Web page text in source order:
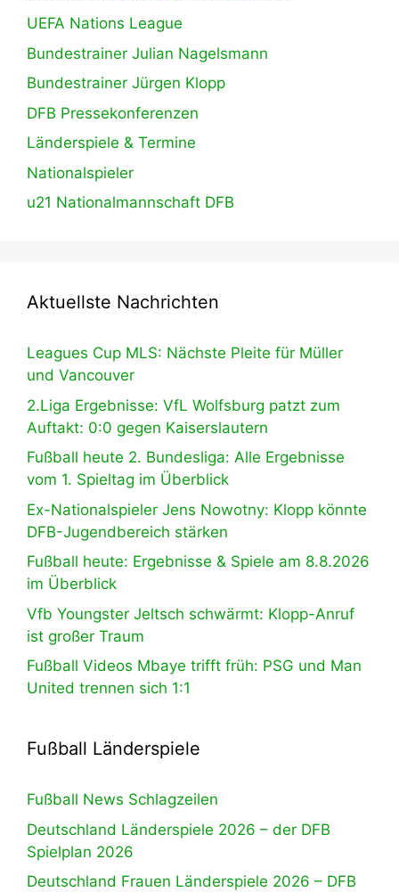
UEFA Nations League
Bundestrainer Julian Nagelsmann
Bundestrainer Jürgen Klopp
DFB Pressekonferenzen
Länderspiele & Termine
Nationalspieler
u21 Nationalmannschaft DFB
Aktuellste Nachrichten
Leagues Cup MLS: Nächste Pleite für Müller
und Vancouver
2.Liga Ergebnisse: VfL Wolfsburg patzt zum
Auftakt: 0:0 gegen Kaiserslautern
Fußball heute 2. Bundesliga: Alle Ergebnisse
vom 1. Spieltag im Überblick
Ex-Nationalspieler Jens Nowotny: Klopp könnte
DFB-Jugendbereich stärken
Fußball heute: Ergebnisse & Spiele am 8.8.2026
im Überblick
Vfb Youngster Jeltsch schwärmt: Klopp-Anruf
ist großer Traum
Fußball Videos Mbaye trifft früh: PSG und Man
United trennen sich 1:1
Fußball Länderspiele
Fußball News Schlagzeilen
Deutschland Länderspiele 2026 – der DFB
Spielplan 2026
Deutschland Frauen Länderspiele 2026 – DFB